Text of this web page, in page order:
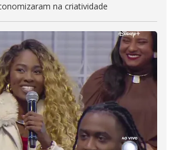
na criatividade